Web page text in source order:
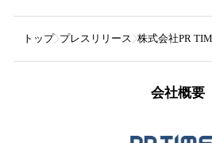
トップ プレスリリース 株式会社PR
会社概要